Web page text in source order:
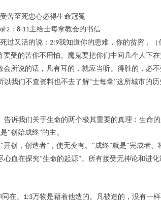
苦至死忠心必得生命冠冕
2 ： 8-11主给士每拿教会的书信
过又活的说 ： 2:9我知道你的患难，你的贫穷，
要受的苦你不用怕。魔鬼要把你们中间几个人下
会所说的话，凡有耳的，就应当听。得胜的，必不
以我们不查资料也不去了解“士每拿”这所城市的
告诉我们关于生命的两个极其重要的真理：生命的
“创始成终”的主。
创，创造者”，使无变有。“成终”就是“完成者、
心血在探究“生命的起源”。所有接受无神论和进化
在。 1:3万物是藉着他造的。凡被造的，没有一